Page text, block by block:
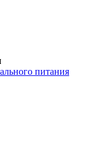
питания